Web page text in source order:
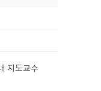
지도교수